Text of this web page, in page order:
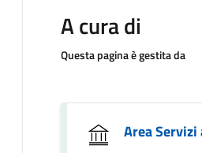
A cura di
Questa pagina è gestita da
Area